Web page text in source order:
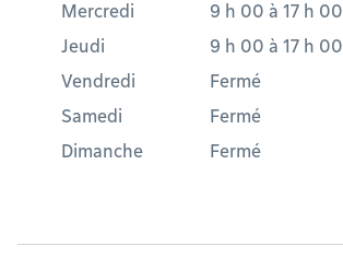
Mercredi
9 h 00 à 17 h 00
Jeudi
9 h 00 à 17 h 00
Vendredi
Fermé
Samedi
Fermé
Dimanche
Fermé